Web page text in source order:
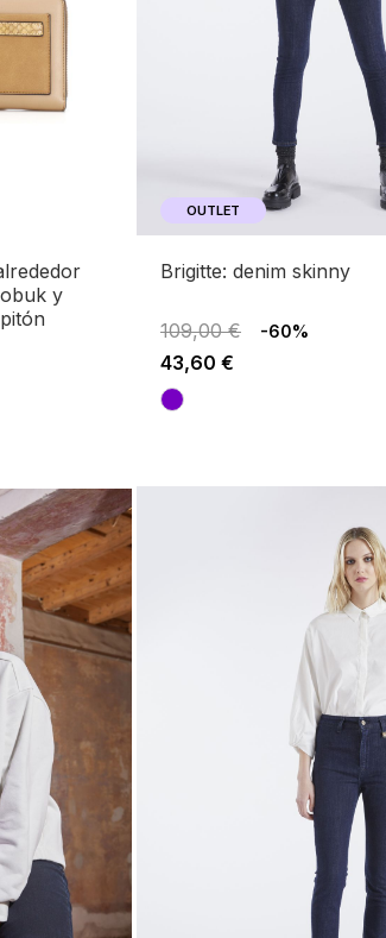
y
OUTLET
brigitte: denim skinny
109,00 € -60%
43,60 €